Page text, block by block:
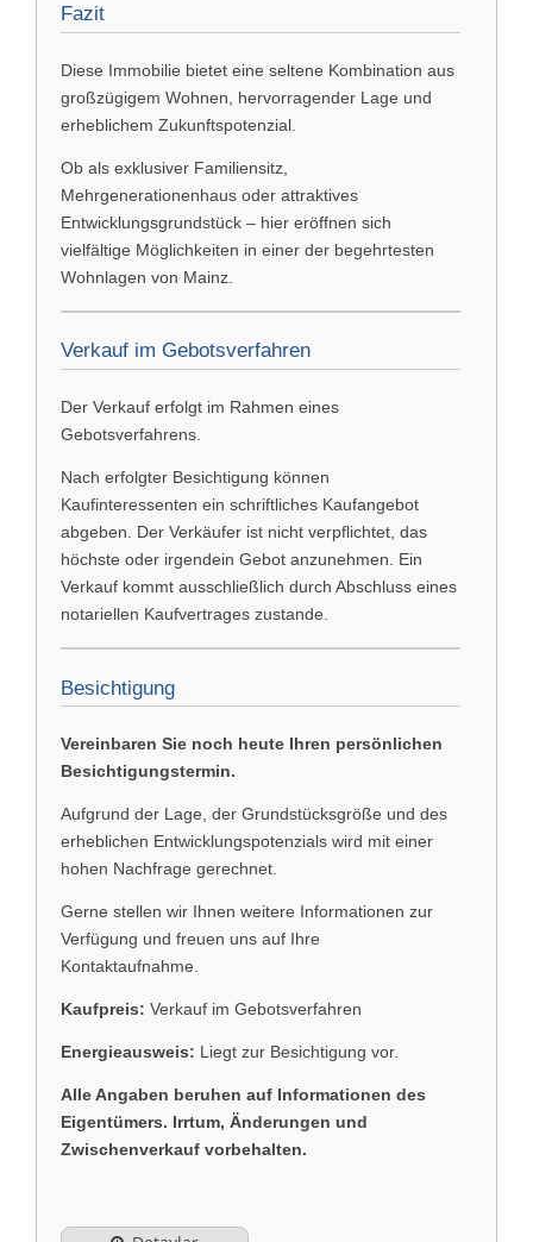
Fazit
Diese Immobilie bietet eine seltene Kombination aus
großzügigem Wohnen, hervorragender Lage und
erheblichem Zukunftspotenzial.
Ob als exklusiver Familiensitz,
Mehrgenerationenhaus oder attraktives
Entwicklungsgrundstück – hier eröffnen sich
vielfältige Möglichkeiten in einer der begehrtesten
Wohnlagen von Mainz.
Verkauf im Gebotsverfahren
Der Verkauf erfolgt im Rahmen eines
Gebotsverfahrens.
Nach erfolgter Besichtigung können
Kaufinteressenten ein schriftliches Kaufangebot
abgeben. Der Verkäufer ist nicht verpflichtet, das
höchste oder irgendein Gebot anzunehmen. Ein
Verkauf kommt ausschließlich durch Abschluss eines
notariellen Kaufvertrages zustande.
Besichtigung
Vereinbaren Sie noch heute Ihren persönlichen
Besichtigungstermin.
Aufgrund der Lage, der Grundstücksgröße und des
erheblichen Entwicklungspotenzials wird mit einer
hohen Nachfrage gerechnet.
Gerne stellen wir Ihnen weitere Informationen zur
Verfügung und freuen uns auf Ihre
Kontaktaufnahme.
Kaufpreis: Verkauf im Gebotsverfahren
Energieausweis: Liegt zur Besichtigung vor.
Alle Angaben beruhen auf Informationen des
Eigentümers. Irrtum, Änderungen und
Zwischenverkauf vorbehalten.